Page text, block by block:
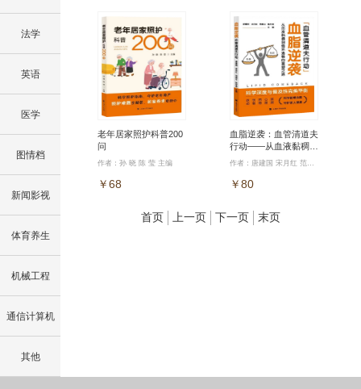
法学
英语
医学
图情档
新闻影视
体育养生
机械工程
通信计算机
其他
老年居家照护科普200
问
作者：孙 晓 陈 莹 主编
￥68
血脂逆袭：血管清道夫
行动——从血液黏稠到
循环通畅的重塑之路 作者：唐建国 宋月红 范晓方 陈军香 主编
￥80
首页 上一页 下一页 末页